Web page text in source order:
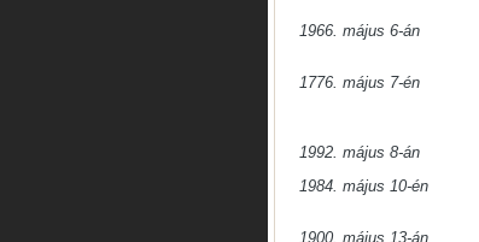
1966. május 6-án
1776. május 7-én
1992. május 8-án
1984. május 10-én
1900. május 13-án